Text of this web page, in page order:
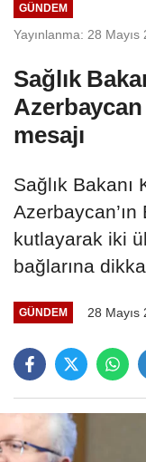
GÜNDEM
Yayınlanma: 28
Sağlık
Azerbaycan
mesajı
Sağlık Bakanı
Azerbaycan’ın
kutlayarak iki
bağlarına
GÜNDEM 28 Mayıs